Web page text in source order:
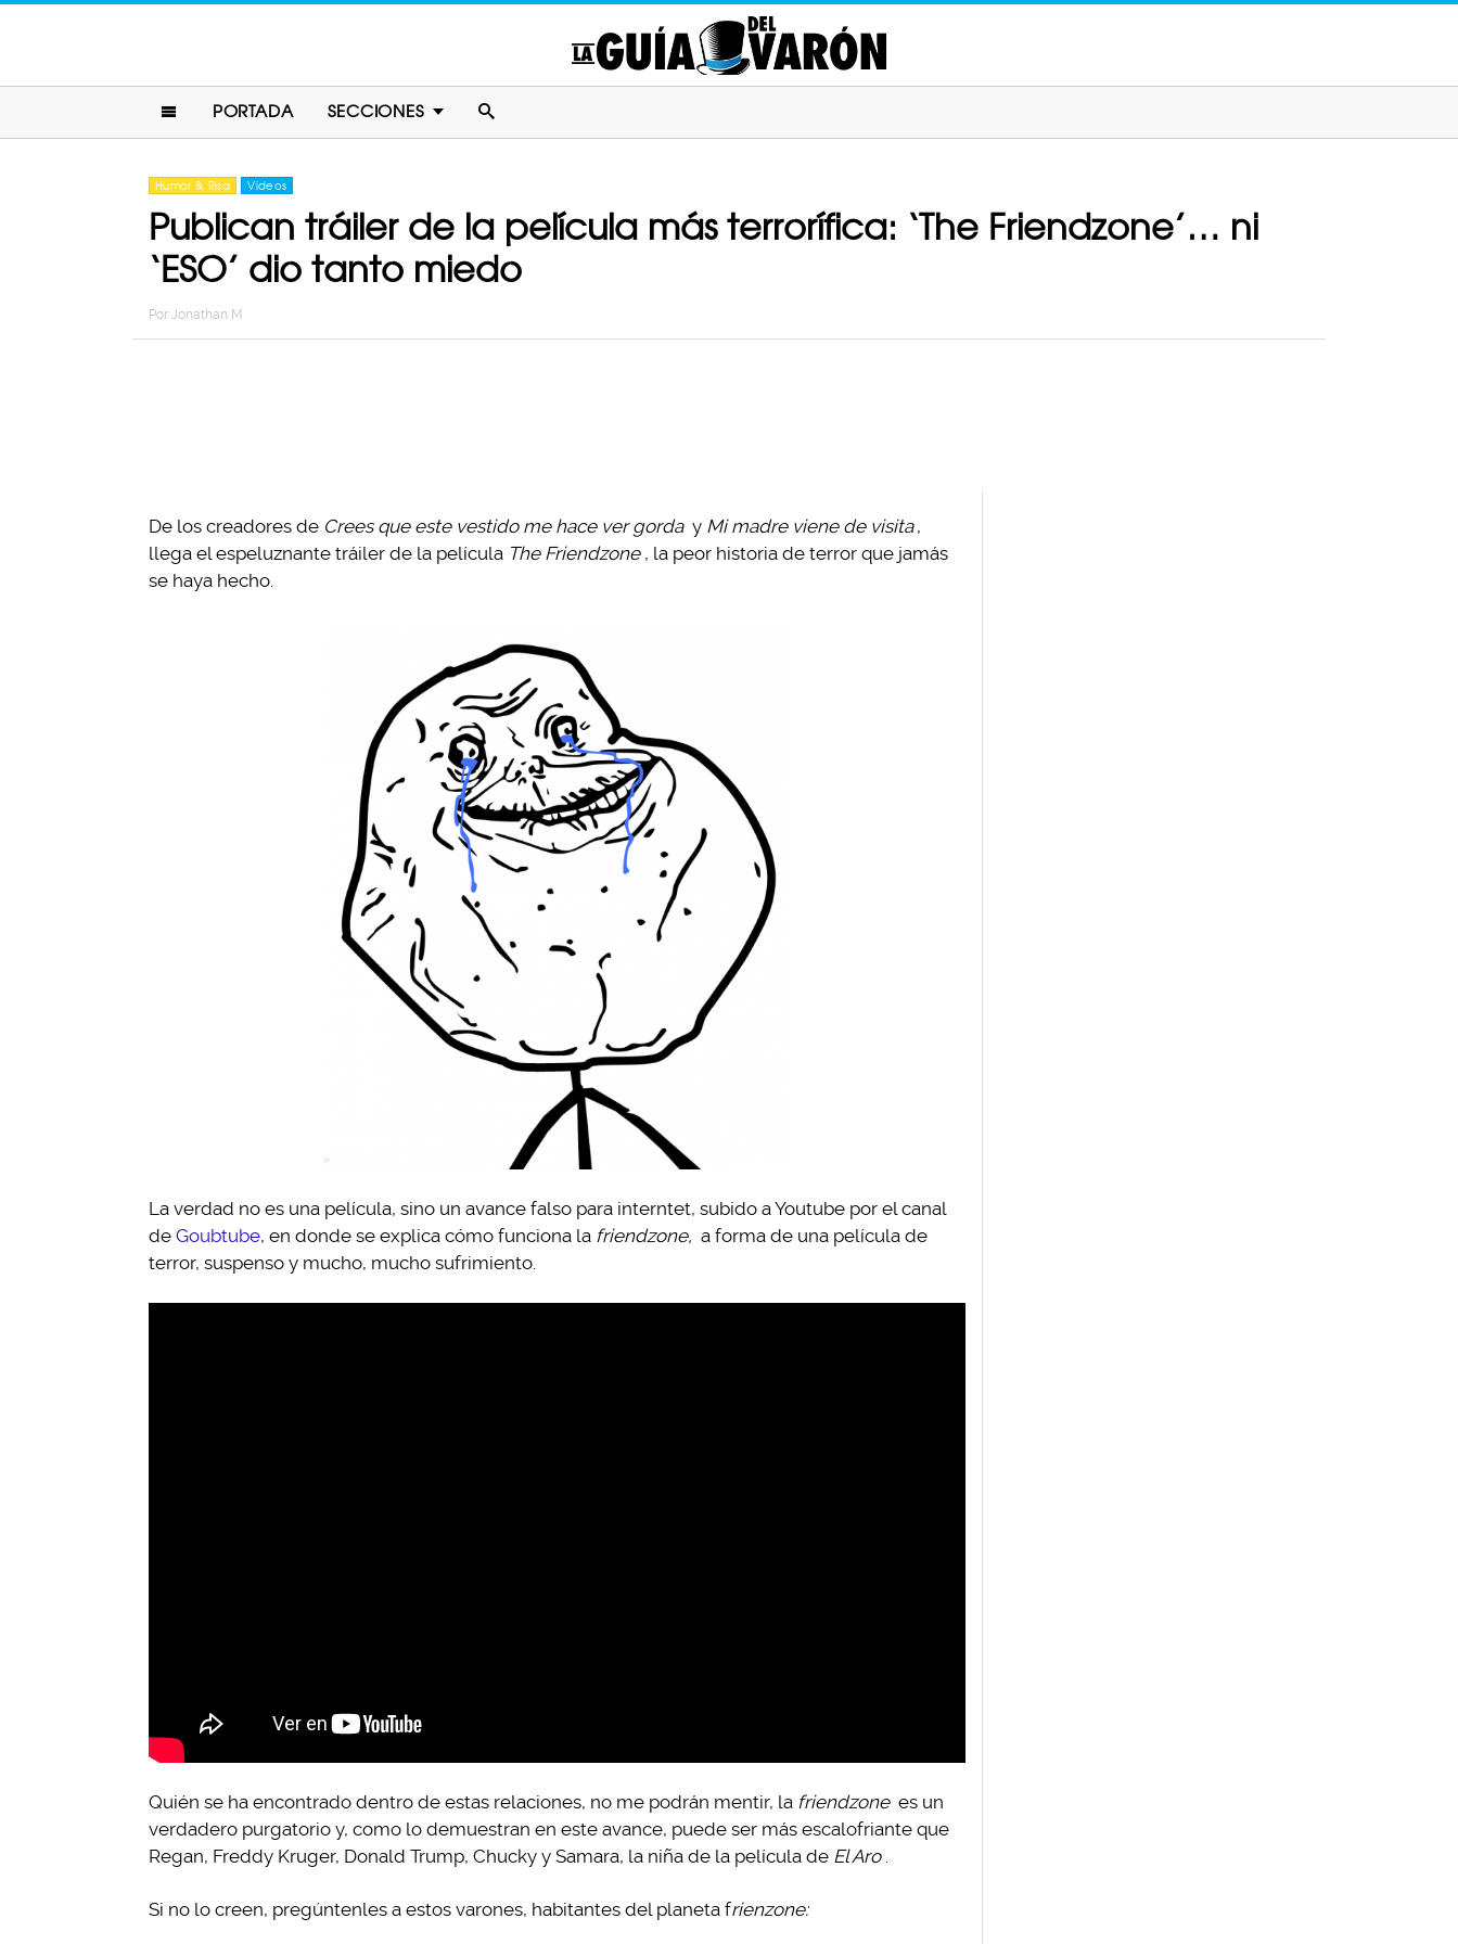
PORTADA SECCIONES
Humor & Risa Videos
Publican tráiler de la película más terrorífica: ‘The Friendzone’… ni
‘ESO’ dio tanto miedo
Por Jonathan M
De los creadores de Crees que este vestido me hace ver gorda y Mi madre viene de visita ,
llega el espeluznante tráiler de la película The Friendzone , la peor historia de terror que jamás
se haya hecho.
La verdad no es una película, sino un avance falso para interntet, subido a Youtube por el canal
de Goubtube, en donde se explica cómo funciona la friendzone, a forma de una película de
terror, suspenso y mucho, mucho sufrimiento.
Quién se ha encontrado dentro de estas relaciones, no me podrán mentir, la friendzone es un
verdadero purgatorio y, como lo demuestran en este avance, puede ser más escalofriante que
Regan, Freddy Kruger, Donald Trump, Chucky y Samara, la niña de la película de El Aro
Si no lo creen, pregúntenles a estos varones, habitantes del planeta frienzone: